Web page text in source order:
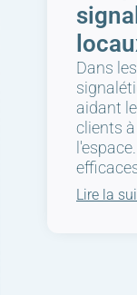
Dans
aidant
clients
Lire la